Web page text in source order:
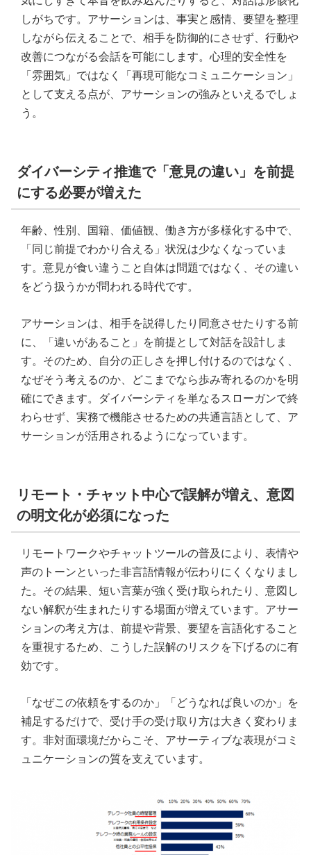
しがちです。アサーションは、事実と感情、要望を整理
しながら伝えることで、相手を防御的にさせず、行動や
改善につながる会話を可能にします。心理的安全性を
「雰囲気」ではなく「再現可能なコミュニケーション」
として支える点が、アサーションの強みといえるでしょ
う。
ダイバーシティ推進で「意見の違い」を前提
にする必要が増えた
年齢、性別、国籍、価値観、働き方が多様化する中で、
「同じ前提でわかり合える」状況は少なくなっていま
す。意見が食い違うこと自体は問題ではなく、その違い
をどう扱うかが問われる時代です。
アサーションは、相手を説得したり同意させたりする前
に、「違いがあること」を前提として対話を設計しま
す。そのため、自分の正しさを押し付けるのではなく、
なぜそう考えるのか、どこまでなら歩み寄れるのかを明
確にできます。ダイバーシティを単なるスローガンで終
わらせず、実務で機能させるための共通言語として、ア
サーションが活用されるようになっています。
リモート・チャット中心で誤解が増え、意図
の明文化が必須になった
リモートワークやチャットツールの普及により、表情や
声のトーンといった非言語情報が伝わりにくくなりまし
た。その結果、短い言葉が強く受け取られたり、意図し
ない解釈が生まれたりする場面が増えています。アサー
ションの考え方は、前提や背景、要望を言語化すること
を重視するため、こうした誤解のリスクを下げるのに有
効です。
「なぜこの依頼をするのか」「どうなれば良いのか」を
補足するだけで、受け手の受け取り方は大きく変わりま
す。非対面環境だからこそ、アサーティブな表現がコミ
ュニケーションの質を支えています。